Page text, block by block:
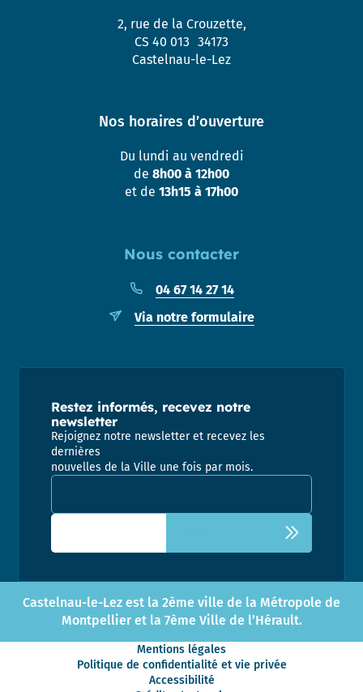
Nous contacter
04 67 14 27 14
Via notre formulaire
2, rue de la Crouzette,
CS 40 013 34173
Castelnau-le-Lez
Nos horaires d’ouverture
Du lundi au vendredi
de 8h00 à 12h00
et de 13h15 à 17h00
Restez informés, recevez notre
newsletter
Rejoignez notre newsletter et recevez les
dernières
nouvelles de la Ville une fois par mois.
Adresse email pour la newsletter
Castelnau-le-Lez est la 2ème ville de la Métropole de
Montpellier et la 7ème Ville de l’Hérault.
Mentions légales
Politique de confidentialité et vie privée
Accessibilité